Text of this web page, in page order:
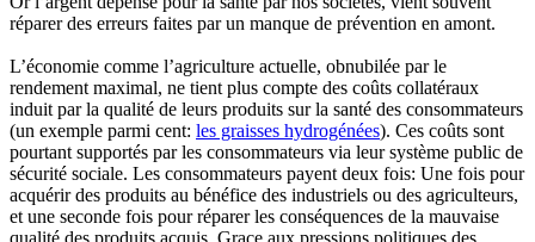
réparer des erreurs faites par un manque de prévention en amont.
L’économie comme l’agriculture actuelle, obnubilée par le
rendement maximal, ne tient plus compte des coûts collatéraux
induit par la qualité de leurs produits sur la santé des consommateurs
(un exemple parmi cent: les graisses hydrogénées). Ces coûts sont
pourtant supportés par les consommateurs via leur système public de
sécurité sociale. Les consommateurs payent deux fois: Une fois pour
acquérir des produits au bénéfice des industriels ou des agriculteurs,
et une seconde fois pour réparer les conséquences de la mauvaise
qualité des produits acquis. Grace aux pressions politiques des